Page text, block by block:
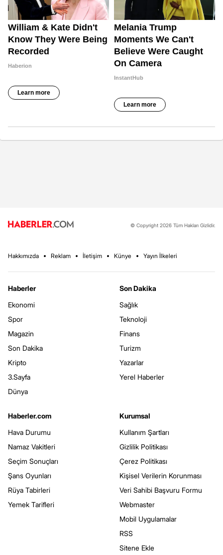
© Copyright 2026 Tüm Hakları Gizlidir.
Hakkımızda Reklam İletişim Künye Yayın İlkeleri
Haberler
Ekonomi
Spor
Magazin
Son Dakika
Kripto
3.Sayfa
Dünya
Son Dakika
Sağlık
Teknoloji
Finans
Turizm
Yazarlar
Yerel Haberler
Haberler.com
Hava Durumu
Namaz Vakitleri
Seçim Sonuçları
Şans Oyunları
Rüya Tabirleri
Yemek Tarifleri
Kurumsal
Kullanım Şartları
Gizlilik Politikası
Çerez Politikası
Kişisel Verilerin Korunması
Veri Sahibi Başvuru Formu
Webmaster
Mobil Uygulamalar
RSS
Sitene Ekle